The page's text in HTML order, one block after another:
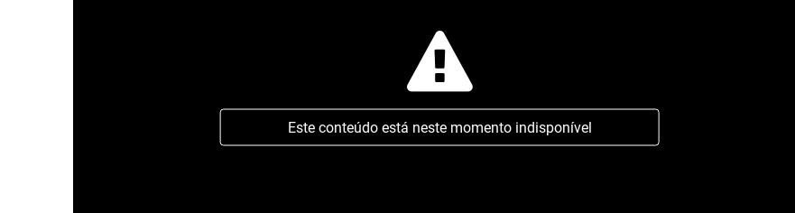
Este conteúdo está neste momento indisponível